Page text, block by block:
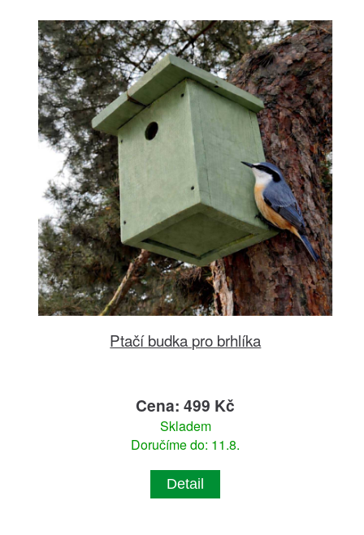
Ptačí budka pro brhlíka
Cena: 499 Kč
Skladem
Doručíme do: 11.8.
Detail